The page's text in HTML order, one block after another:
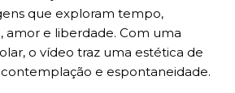
que exploram tempo,
amor e liberdade. Com uma
o vídeo traz uma estética de
e espontaneidade.